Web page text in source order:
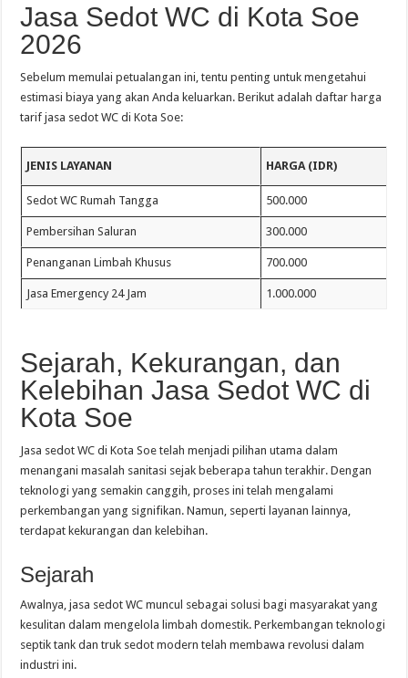
Jasa Sedot WC di Kota Soe
2026
Sebelum memulai petualangan ini, tentu penting untuk mengetahui
estimasi biaya yang akan Anda keluarkan. Berikut adalah daftar harga
tarif jasa sedot WC di Kota Soe:
JENIS LAYANAN HARGA (IDR)
Sedot WC Rumah Tangga 500.000
Pembersihan Saluran 300.000
Penanganan Limbah Khusus 700.000
Jasa Emergency 24 Jam 1.000.000
Sejarah, Kekurangan, dan
Kelebihan Jasa Sedot WC di
Kota Soe
Jasa sedot WC di Kota Soe telah menjadi pilihan utama dalam
menangani masalah sanitasi sejak beberapa tahun terakhir. Dengan
teknologi yang semakin canggih, proses ini telah mengalami
perkembangan yang signifikan. Namun, seperti layanan lainnya,
terdapat kekurangan dan kelebihan.
Sejarah
Awalnya, jasa sedot WC muncul sebagai solusi bagi masyarakat yang
kesulitan dalam mengelola limbah domestik. Perkembangan teknologi
septik tank dan truk sedot modern telah membawa revolusi dalam
industri ini.